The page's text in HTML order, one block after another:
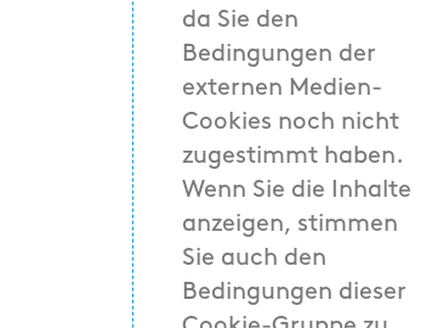
da Sie den
Bedingungen der
externen Medien-
Cookies noch nicht
zugestimmt haben.
Wenn Sie die Inhalte
anzeigen, stimmen
Sie auch den
Bedingungen dieser